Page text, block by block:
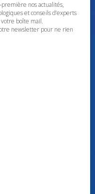
nos actualités,
et conseils d’experts
boîte mail.
newsletter pour ne rien